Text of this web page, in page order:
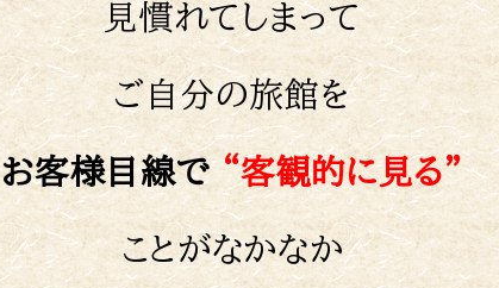
見慣れてしまって
ご自分の旅館を
お客様目線で“客観的に見る”
ことがなかなか